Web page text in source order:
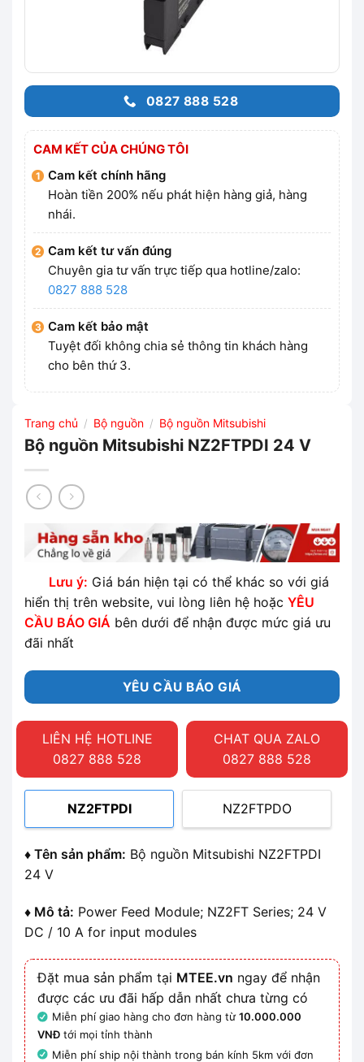
0827 888 528
CAM KẾT CỦA CHÚNG TÔI
Cam kết chính hãng
Hoàn tiền 200% nếu phát hiện hàng giả, hàng
nhái.
Cam kết tư vấn đúng
Chuyên gia tư vấn trực tiếp qua hotline/zalo:
0827 888 528
Cam kết bảo mật
Tuyệt đối không chia sẻ thông tin khách hàng
cho bên thứ 3.
Trang chủ / Bộ nguồn / Bộ nguồn Mitsubishi
Bộ nguồn Mitsubishi NZ2FTPDI 24 V
Lưu ý: Giá bán hiện tại có thể khác so với giá
hiển thị trên website, vui lòng liên hệ hoặc YÊU
CẦU BÁO GIÁ bên dưới để nhận được mức giá ưu
đãi nhất
YÊU CẦU BÁO GIÁ
LIÊN HỆ HOTLINE
0827 888 528
CHAT QUA ZALO
0827 888 528
NZ2FTPDI NZ2FTPDO
♦ Tên sản phẩm: Bộ nguồn Mitsubishi NZ2FTPDI
24 V
♦ Mô tả: Power Feed Module; NZ2FT Series; 24 V
DC / 10 A for input modules
Đặt mua sản phẩm tại MTEE.vn ngay để nhận
được các ưu đãi hấp dẫn nhất chưa từng có
Miễn phí giao hàng cho đơn hàng từ10.000.000
VNĐ tới mọi tỉnh thành
Miễn phí ship nội thành trong bán kính 5km với đơn